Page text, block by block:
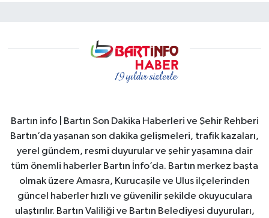
Bartın info | Bartın Son Dakika Haberleri ve Şehir Rehberi
Bartın’da yaşanan son dakika gelişmeleri, trafik kazaları,
yerel gündem, resmi duyurular ve şehir yaşamına dair
tüm önemli haberler Bartın İnfo’da. Bartın merkez başta
olmak üzere Amasra, Kurucaşile ve Ulus ilçelerinden
güncel haberler hızlı ve güvenilir şekilde okuyuculara
ulaştırılır. Bartın Valiliği ve Bartın Belediyesi duyuruları,